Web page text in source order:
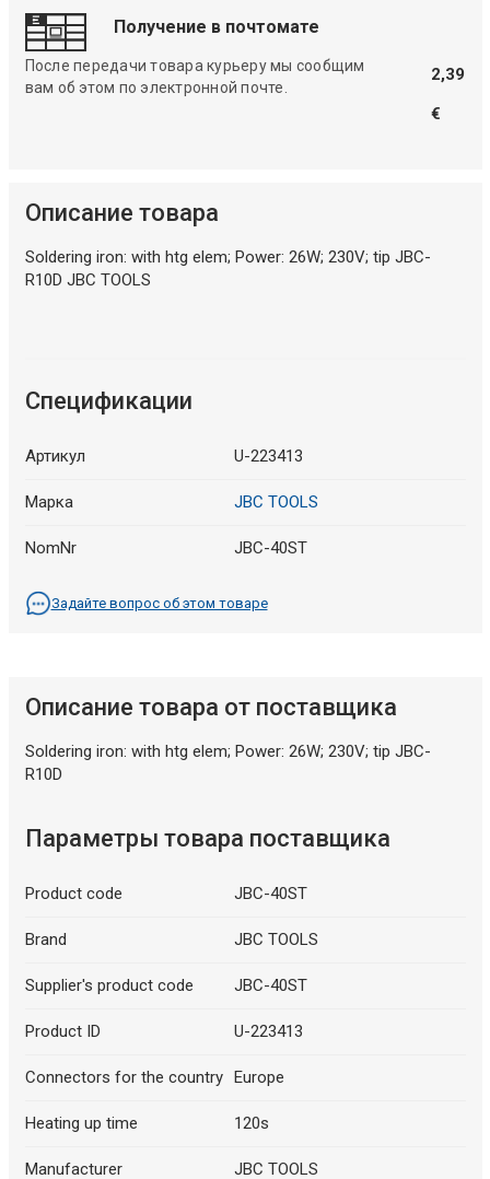
Получение в почтомате
После передачи товара курьеру мы сообщим
вам об этом по электронной почте.
2,39
€
Описание товара
Soldering iron: with htg elem; Power: 26W; 230V; tip JBC-
R10D JBC TOOLS
Спецификации
Артикул U-223413
Марка JBC TOOLS
NomNr JBC-40ST
Задайте вопрос об этом товаре
Описание товара от поставщика
Soldering iron: with htg elem; Power: 26W; 230V; tip JBC-
R10D
Параметры товара поставщика
Product code JBC-40ST
Brand JBC TOOLS
Supplier's product code JBC-40ST
Product ID U-223413
Connectors for the country Europe
Heating up time 120s
Manufacturer JBC TOOLS